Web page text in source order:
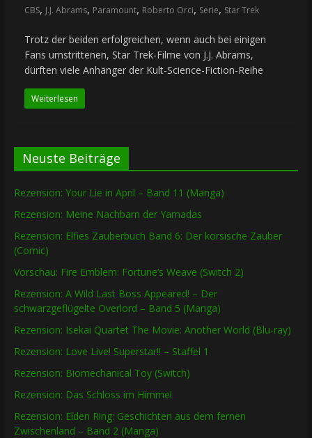
CBS, J.J. Abrams, Paramount, Roberto Orci, Serie, Star Trek
Trotz der beiden erfolgreichen, wenn auch bei einigen
Fans umstrittenen, Star Trek-Filme von J.J. Abrams,
dürften viele Anhänger der Kult-Science-Fiction-Reihe
Weiterlesen
Neuste Beiträge
Rezension: Your Lie in April – Band 11 (Manga)
Rezension: Meine Nachbarn der Yamadas
Rezension: Elfies Zauberbuch Band 6: Der korsische Zauber
(Comic)
Vorschau: Fire Emblem: Fortune’s Weave (Switch 2)
Rezension: A Wild Last Boss Appeared! – Der
schwarzgeflügelte Overlord – Band 5 (Manga)
Rezension: Isekai Quartet The Movie: Another World (Blu-ray)
Rezension: Love Live! Superstar!! – Staffel 1
Rezension: Biomechanical Toy (Switch)
Rezension: Das Schloss im Himmel
Rezension: Elden Ring: Geschichten aus dem fernen
Zwischenland – Band 2 (Manga)